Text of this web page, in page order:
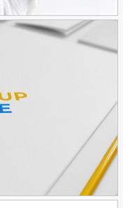
تصویر با کیفیت دست در